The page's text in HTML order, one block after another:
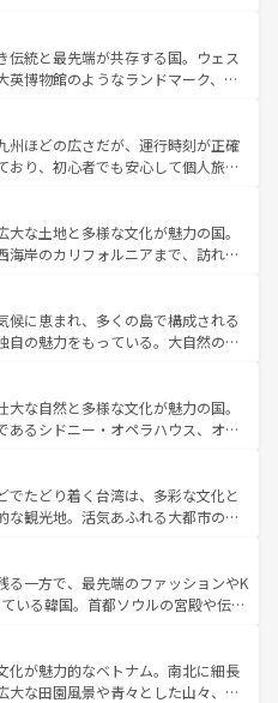
祥地であるランス、プロヴァンスの
など、多彩な楽しみ方が可能だ。さ
にも魅力が溢れており、どの街角に
それぞれで全く異なる文化を体験で
なお、新着のフランス情報はコンテンツ一覧
こを歩いても飽きることがない。ベ
バイエルン州のアルプスの絶景、そ
イン畑といった風景は必見。ビール
してほしい。 なお、新着の
ツ一覧を参照してほしい。
伝統と最先端が共存する国。ウェス
英博物館のようなランドマーク、歴
がある。また、優雅なアフタヌーン
はたまらない英国パブ、サッカー観
そできる体験も豊富。イギリスを旅
い。
州ほどの広さだが、運行時刻が正確
おり、初心者でも安心して個人旅行
町や、スイスならではのユニークな
ス観光だけでなく町歩きも満喫する
所得が高いため物価も高いが、旅行
楽しむこともできる。 なお、新
テンツ一覧 を参照してほしい。
大な土地と多様な文化が魅力の国。
海岸のカリフォルニアまで、訪れる
光、ショッピング、エンターテイ
激的なスポットだ。一方、アメリカ
り、グランドキャニオンやイエロー
は、音楽と美食が融合した独特の
アメリカの各地域で異なる魅力を楽
性と豊かな歴史を感じることができ
お、新着のアメリカ
を参照してほしい。
候に恵まれ、多くの島で構成される
自の魅力をもっている。大自然の神
た、定番の観光地といえばオアフ
求めるならマウイ島やカウアイ島が
グリーンに輝く海をはじめ、豊かな
訪れる人々を迎えてくれるハワイの
ルフードやハワイアンミュージッ
スなど、すべてがハワイの魅力を彩
新着のハワイ情報
照してほしい。
大な自然と多様な文化が魅力の国。
あるシドニー・オペラハウス、オー
にそびえるウルル（エアーズロッ
しい原生林やケアンズの熱帯雨林な
ん。また、カフェやワイン、オージ
充実しており、サーフィンやダイ
ど、アウトドア好きにはたまらな
多彩な魅力を存分に味わいつくそ
でたどり着く台湾は、多彩な文化と
な観光地。活気あふれる大都市の台
である台湾東部など、都市の喧騒
しており、訪れる人に新しい発見と
る。また、奥深い台湾の食文化も魅
ーツなど、バラエティ豊かな料理
なお、新着の台湾情報は コンテンツ一覧を参
る一方で、最先端のファッションやK
いる韓国。首都ソウルの宮殿や伝統
四季折々の自然美を楽しむことが
チや焼肉、絶品のストリートフード
料理が待っている。夜には、韓国な
化が魅力的なベトナム。南北に細長
大な田園風景や青々とした山々、世